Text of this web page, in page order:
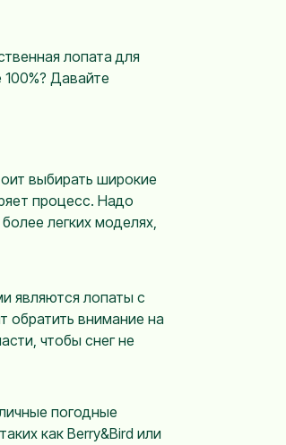
лопата для
Давайте
выбирать широкие
процесс. Надо
легких моделях,
являются лопаты с
обратить внимание на
чтобы снег не
погодные
как Berry&Bird или